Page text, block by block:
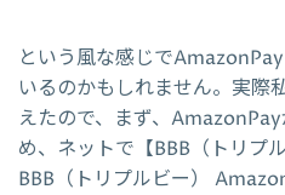
という風な感じで
いるのかもしれません。実際
えたので、まず、
め、ネットで【BBB（トリプ
BBB（トリプルビー）